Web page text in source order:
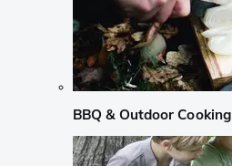
BBQ & Outdoor Cooking